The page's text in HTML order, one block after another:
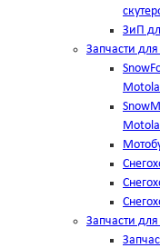
ЗиП
Запчасти
Запчасти